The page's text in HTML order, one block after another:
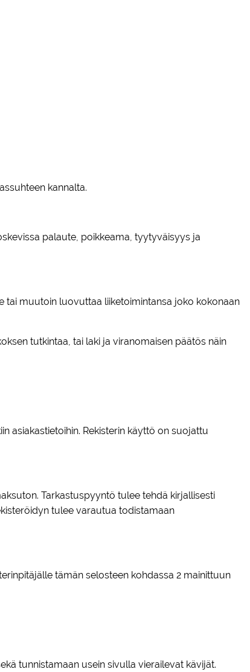
kannalta.
palaute, poikkeama, tyytyväisyys ja
tai muutoin luovuttaa liiketoimintansa joko kokonaan
tutkintaa, tai laki ja viranomaisen päätös näin
asiakastietoihin. Rekisterin käyttö on suojattu
Tarkastuspyyntö tulee tehdä kirjallisesti
tulee varautua todistamaan
tämän selosteen kohdassa 2 mainittuun
tunnistamaan usein sivulla vierailevat kävijät.